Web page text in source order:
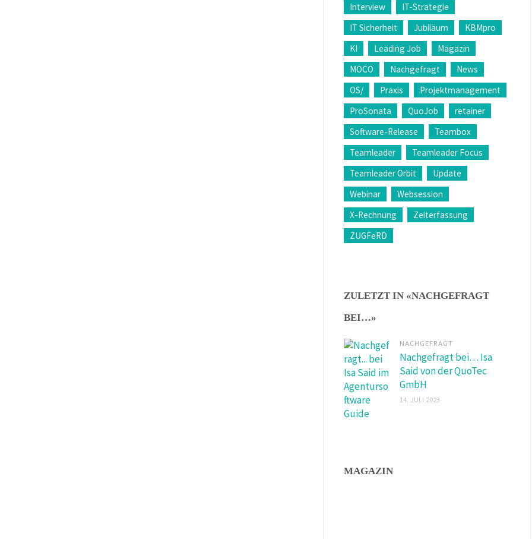
Interview
IT-Strategie
IT Sicherheit
Jubiläum
KBMpro
KI
Leading Job
Magazin
MOCO
Nachgefragt
News
OS/
Praxis
Projektmanagement
ProSonata
QuoJob
retainer
Software-Release
Teambox
Teamleader
Teamleader Focus
Teamleader Orbit
Update
Webinar
Websession
X-Rechnung
Zeiterfassung
ZUGFeRD
ZULETZT IN «NACHGEFRAGT
BEI…»
NACHGEFRAGT
Nachgefragt bei… Isa
Said von der QuoTec
GmbH
14. JULI 2023
MAGAZIN